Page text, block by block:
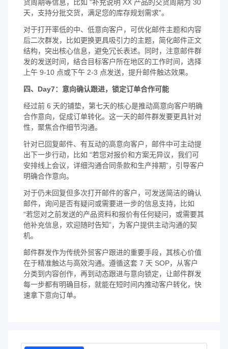
货周期等信息，比如 “补充说明 XX 产品的交货周期为 30
天，支持分批交货，满足您的库存规划需求”。
对于打开率低的中、低意向客户，可优化邮件主题和内容
后二次群发，比如更换更具吸引力的主题，简化邮件正文
结构，突出核心信息，避免冗长表述。同时，注意邮件群
发的发送时间，结合目标客户所在地区的工作时间，选择
上午 9-10 点或下午 2-3 点发送，提升邮件触达效果。
四、Day7：意向确认跟进，锁定订单合作可能
经过前 6 天的铺垫，第七天的核心是推动高意向客户明确
合作意向，促成订单转化。这一天的邮件群发要更具针对
性，聚焦合作细节沟通。
针对已回复邮件、有互动的高意向客户，邮件中可主动提
出下一步行动，比如 “若您对报价和方案无异议，我们可
安排线上会议，详细沟通合同条款和生产排期”，引导客户
明确合作意向。
对于仍未回复但多次打开邮件的客户，可发送简洁的确认
邮件，询问是否有疑问或需要进一步的信息支持，比如
“若您对之前发送的产品资料和报价有任何疑问，或需要其
他补充信息，欢迎随时告知”，为客户提供主动沟通的契
机。
邮件群发作为传统外贸客户跟进的重要手段，其核心价值
在于精准触达与高效沟通。遵循这套 7 天 SOP，从客户
分类到内容创作，再到动态跟进与意向锁定，让邮件群发
每一步都有明确目标，就能在短时间内推动客户转化，快
速拿下意向订单。